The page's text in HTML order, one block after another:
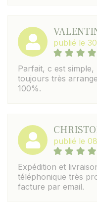
publié le
Parfait, c est
toujours très
100%.
publié le
Expédition et
téléphonique très
facture par email.